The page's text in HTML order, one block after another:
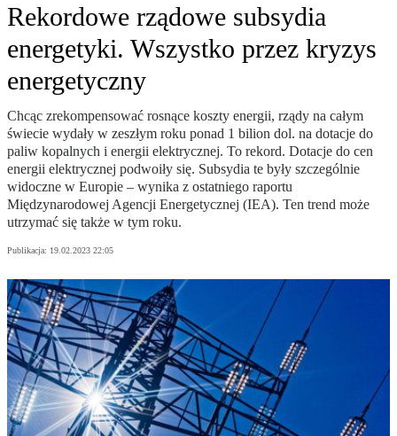
Rekordowe rządowe subsydia
energetyki. Wszystko przez kryzys
energetyczny
Chcąc zrekompensować rosnące koszty energii, rządy na całym
świecie wydały w zeszłym roku ponad 1 bilion dol. na dotacje do
paliw kopalnych i energii elektrycznej. To rekord. Dotacje do cen
energii elektrycznej podwoiły się. Subsydia te były szczególnie
widoczne w Europie – wynika z ostatniego raportu
Międzynarodowej Agencji Energetycznej (IEA). Ten trend może
utrzymać się także w tym roku.
Publikacja: 19.02.2023 22:05